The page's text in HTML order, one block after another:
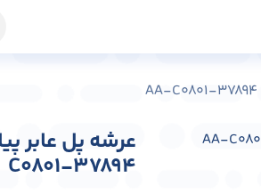
C0801-37894